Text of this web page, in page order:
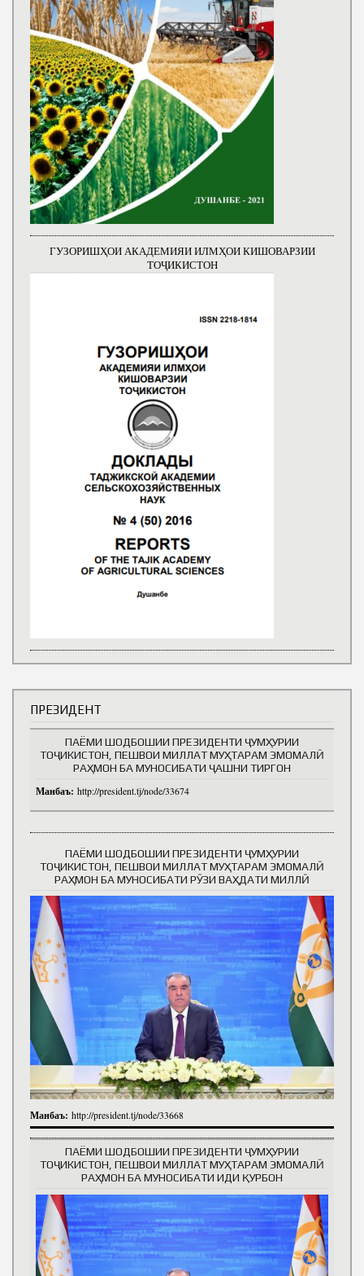
ГУЗОРИШҲОИ АКАДЕМИЯИ ИЛМҲОИ КИШОВАРЗИИ
ТОҶИКИСТОН
ПРЕЗИДЕНТ
ПАЁМИ ШОДБОШИИ ПРЕЗИДЕНТИ ҶУМҲУРИИ
ТОҶИКИСТОН, ПЕШВОИ МИЛЛАТ МУҲТАРАМ ЭМОМАЛӢ
РАҲМОН БА МУНОСИБАТИ ҶАШНИ ТИРГОН
Манбаъ: http://president.tj/node/33674
ПАЁМИ ШОДБОШИИ ПРЕЗИДЕНТИ ҶУМҲУРИИ
ТОҶИКИСТОН, ПЕШВОИ МИЛЛАТ МУҲТАРАМ ЭМОМАЛӢ
РАҲМОН БА МУНОСИБАТИ РӮЗИ ВАҲДАТИ МИЛЛӢ
Манбаъ: http://president.tj/node/33668
ПАЁМИ ШОДБОШИИ ПРЕЗИДЕНТИ ҶУМҲУРИИ
ТОҶИКИСТОН, ПЕШВОИ МИЛЛАТ МУҲТАРАМ ЭМОМАЛӢ
РАҲМОН БА МУНОСИБАТИ ИДИ ҚУРБОН